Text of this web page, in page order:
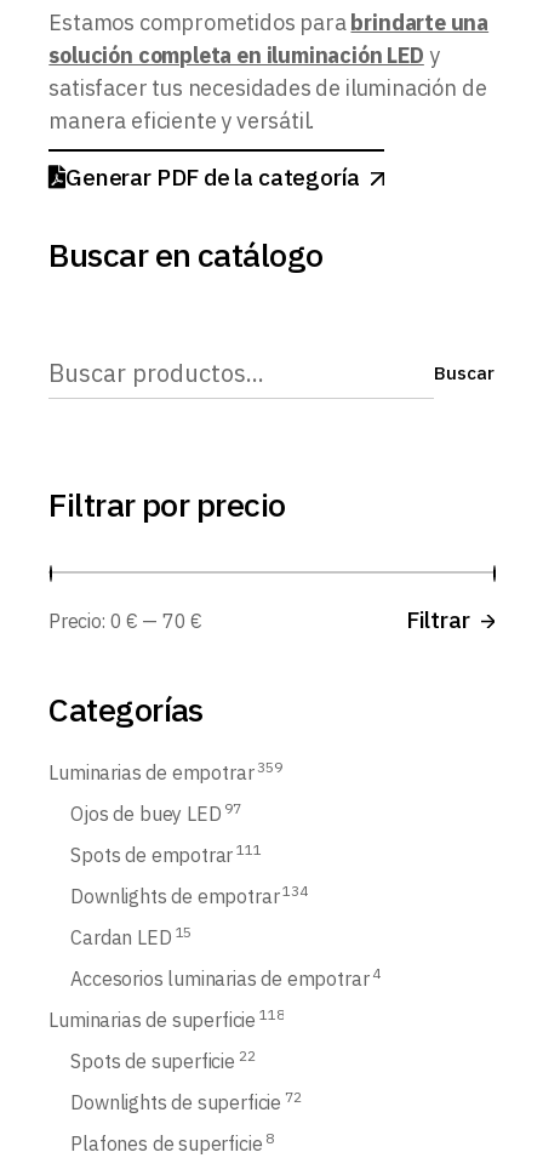
Estamos comprometidos parabrindarte una
solución completa en iluminación LED y
satisfacer tus necesidades de iluminación de
manera eficiente y versátil.
Generar PDF de la categoría
Buscar en catálogo
Buscar Buscar
Filtrar por precio
Filtrar
Precio: 0 € — 70 €
Categorías
Luminarias de empotrar 359
Ojos de buey LED 97
Spots de empotrar 111
Downlights de empotrar 134
Cardan LED 15
Accesorios luminarias de empotrar 4
Luminarias de superficie 118
Spots de superficie 22
Downlights de superficie 72
Plafones de superficie 8